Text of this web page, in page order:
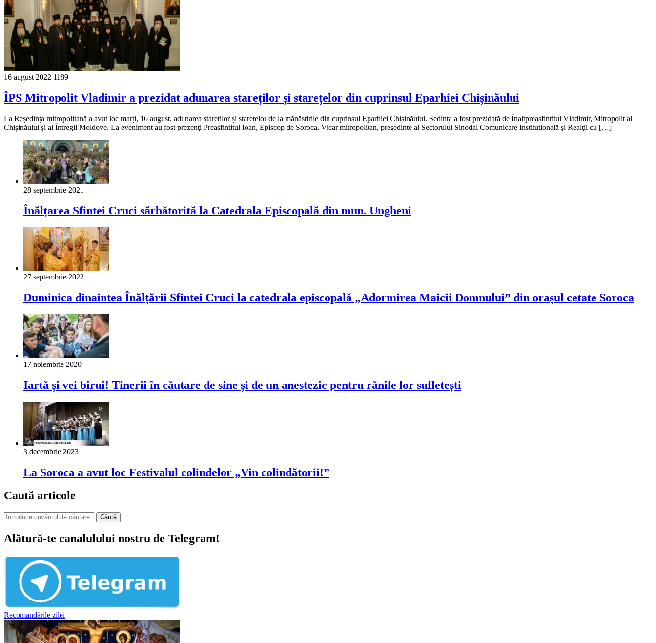
16 august 2022 1189
ÎPS Mitropolit Vladimir a prezidat adunarea stareților și starețelor din cuprinsul Eparhiei Chișinăului
La Reședința mitropolitană a avut loc marți, 16 august, adunarea stareților și starețelor de la mănăstirile din cuprinsul Eparhiei Chișinăului. Ședința a fost prezidată de Înaltpreasfințitul Vladimir, Mitropolit al
Chișinăului și al Întregii Moldove. La eveniment au fost prezenţi Preasfinţitul Ioan, Episcop de Soroca, Vicar mitropolitan, preşedinte al Sectorului Sinodal Comunicare Instituţională şi Realţii cu […]
28 septembrie 2021
Înălțarea Sfintei Cruci sărbătorită la Catedrala Episcopală din mun. Ungheni
27 septembrie 2022
Duminica dinaintea Înălțării Sfintei Cruci la catedrala episcopală „Adormirea Maicii Domnului” din orașul cetate Soroca
17 noiembrie 2020
Iartă și vei birui! Tinerii în căutare de sine și de un anestezic pentru rănile lor sufletești
3 decembrie 2023
La Soroca a avut loc Festivalul colindelor „Vin colindătorii!”
Caută articole
Căută
Alătură-te canalulului nostru de Telegram!
Recomandările zilei